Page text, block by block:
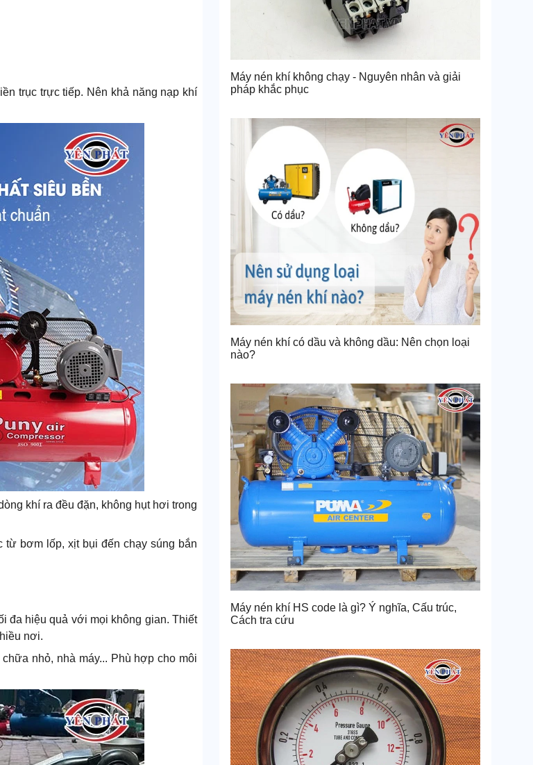
trục trực tiếp. Nên khả năng nạp khí
khí ra đều đặn, không hụt hơi trong
bơm lốp, xịt bụi đến chạy súng bắn
đa hiệu quả với mọi không gian. Thiết
nơi.
nhỏ, nhà máy... Phù hợp cho môi
Máy nén khí không chạy - Nguyên nhân và giải
pháp khắc phục
Máy nén khí có dầu và không dầu: Nên chọn loại
nào?
Máy nén khí HS code là gì? Ý nghĩa, Cấu trúc,
Cách tra cứu